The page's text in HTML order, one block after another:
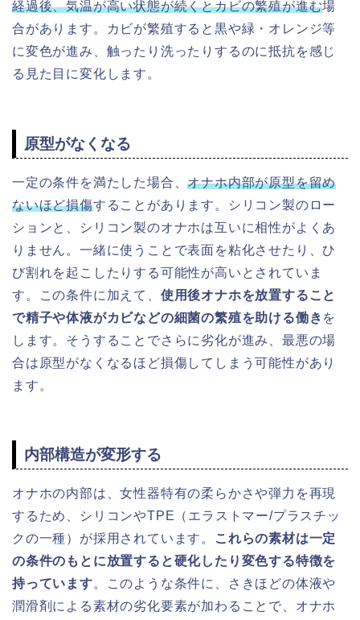
経過後、気温が高い状態が続くとカビの繁殖が進む場
合があります。カビが繁殖すると 黒や緑・オレンジ等
に変色が進み、触ったり洗ったりするのに抵抗を感じ
る見た目に変化します。
原型がなくなる
一定の条件を満たした場合、オナホ内部が原型を留め
ないほど損傷することがあります。シリコン製のロー
ションと、シリコン製のオナホは互いに相性がよくあ
りません。一緒に使うことで表面を粘化させたり、ひ
び割れを起こしたりする可能性が高いとされていま
す。この条件に加えて、 使用後オナホを放置すること
で精子や体液がカビなどの細菌の繁殖を助ける働き を
します。そうすることでさらに劣化が進み、最悪の場
合は原型がなくなるほど損傷してしまう可能性があり
ます。
内部構造が変形する
オナホの内部は、女性器特有の柔らかさや弾力を再現
するため、シリコンやTPE（エラストマー/プラスチッ
クの一種）が採用されています。
これらの素材は一定
の条件のもとに放置すると硬化したり変色する特徴を
持っています。このような条件に、さきほどの体液や
潤滑剤による素材の劣化要素が加わることで、オナホ